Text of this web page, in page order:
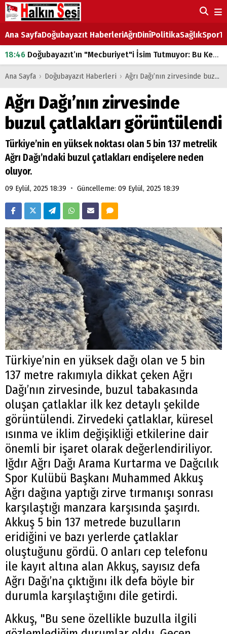
Ana SayfaDoğubayazıt HaberleriAğrıDinîPolitikaSağlıkSpor
18:46 Doğubayazıt’ın "Mecburiyet"i İsim Tutmuyor: Bu Kez de Mem u Zîn Oldu!
07:53Doğubayazıt’ta Ekmek Fiyatlarına Zam
07:16 Doğubayazıt'ta çocukların sırtındaki ağır yük
07:00 DEVLET ve HÜKÜMET
18:29ÇARŞI CADDESİ YAZ BOZ TAHTASI
Ana Sayfa › Doğubayazıt Haberleri › Ağrı Dağı’nın zirvesinde buzul çatlakları görüntülendi
Ağrı Dağı’nın zirvesinde
buzul çatlakları görüntülendi
Türkiye’nin en yüksek noktası olan 5 bin 137 metrelik
Ağrı Dağı’ndaki buzul çatlakları endişelere neden
oluyor.
09 Eylül, 2025 18:39 • Güncelleme: 09 Eylül, 2025 18:39
Türkiye’nin en yüksek dağı olan ve 5 bin
137 metre rakımıyla dikkat çeken Ağrı
Dağı’nın zirvesinde, buzul tabakasında
oluşan çatlaklar ilk kez detaylı şekilde
görüntülendi. Zirvedeki çatlaklar, küresel
ısınma ve iklim değişikliği etkilerine dair
önemli bir işaret olarak değerlendiriliyor.
Iğdır Ağrı Dağı Arama Kurtarma ve Dağcılık
Spor Kulübü Başkanı Muhammed Akkuş
Ağrı dağına yaptığı zirve tırmanışı sonrası
karşılaştığı manzara karşısında şaşırdı.
Akkuş 5 bin 137 metrede buzulların
eridiğini ve bazı yerlerde çatlaklar
oluştuğunu gördü. O anları cep telefonu
ile kayıt altına alan Akkuş, sayısız defa
Ağrı Dağı’na çıktığını ilk defa böyle bir
durumla karşılaştığını dile getirdi.
Akkuş, "Bu sene özellikle buzulla ilgili